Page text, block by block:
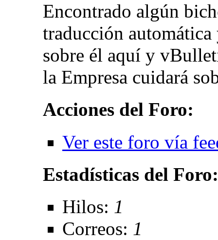
Encontrado algún
traducción
sobre él aquí y
la Empresa cuidará
Acciones del Foro:
Ver este foro vía
Estadísticas del Foro:
Hilos: 1
Correos: 1